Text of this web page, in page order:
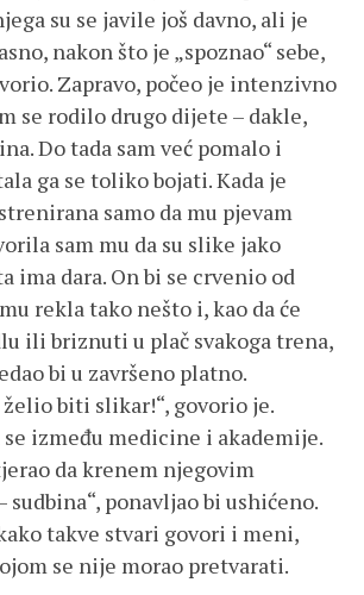
su se javile još davno, ali je
nakon što je „spoznao“ sebe,
Zapravo, počeo je intenzivno
se rodilo drugo dijete – dakle,
Do tada sam već pomalo i
ga se toliko bojati. Kada je
samo da mu pjevam
sam mu da su slike jako
ima dara. On bi se crvenio od
rekla tako nešto i, kao da će
ili briznuti u plač svakoga trena,
bi u završeno platno.
biti slikar!“, govorio je.
se između medicine i akademije.
da krenem njegovim
sudbina“, ponavljao bi ushićeno.
takve stvari govori i meni,
se nije morao pretvarati.